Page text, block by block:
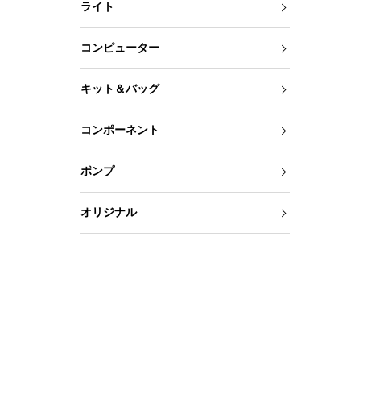
ライト
コンピューター
キット＆バッグ
コンポーネント
ポンプ
オリジナル